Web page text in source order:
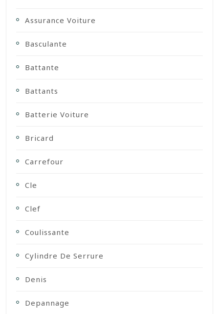
Assurance Voiture
Basculante
Battante
Battants
Batterie Voiture
Bricard
Carrefour
Cle
Clef
Coulissante
Cylindre De Serrure
Denis
Depannage